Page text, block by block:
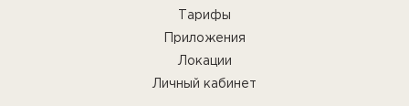
Мы выбираем самые надёжные и безопасные
дата-центры для наших серверов, чтобы
обеспечить наилучший сервис для Вас.
Тарифы
Приложения
Локации
Личный кабинет